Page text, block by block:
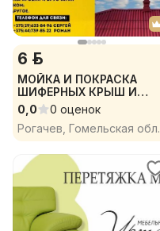
6 р.
МОЙКА И ПОКРАСКА
ШИФЕРНЫХ КРЫШ И
ФАСАДОВ
0,0
0 оценок
Рогачев, Гомельская обл.